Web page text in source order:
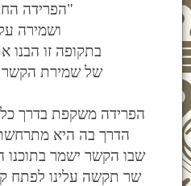
"הפרידה
ושמירה
בתקופה זו
של שמירת הקשר
הפרידה משקפת בדרך
הדרך בה היא
שבו הקשר ישמר בתוכנו
שר תקשה עלינו לפתח